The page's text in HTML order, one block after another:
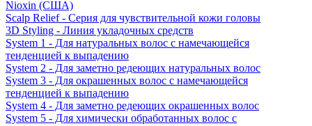
Nioxin (США)
Scalp Relief - Серия для чувствительной кожи головы
3D Styling - Линия укладочных средств
System 1 - Для натуральных волос с намечающейся
тенденцией к выпадению
System 2 - Для заметно редеющих натуральных волос
System 3 - Для окрашенных волос с намечающейся
тенденцией к выпадению
System 4 - Для заметно редеющих окрашенных волос
System 5 - Для химически обработанных волос с